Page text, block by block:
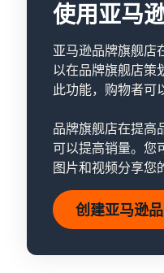
使用亚马
亚马逊品牌旗舰店
以在品牌旗舰店策
此功能，购物者可
品牌旗舰店在提高
可以提高销量。您
图片和视频分享您
创建亚马逊